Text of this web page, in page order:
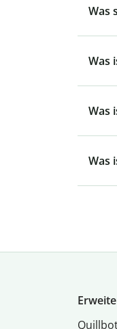
Was
Was
Was
Was